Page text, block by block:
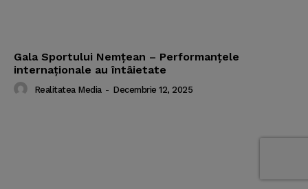
Gala Sportului Nemţean – Performanţele
internaţionale au întâietate
Realitatea Media - Decembrie 12, 2025